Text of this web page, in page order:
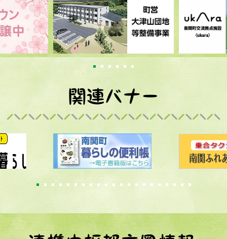
1 2 3 4 5 6 7 8 9 10 11 12 13 14 15 16 17 18 19 20 21